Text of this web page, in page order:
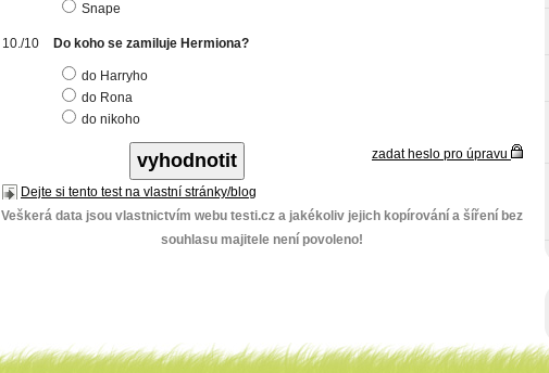
Snape
Do koho se zamiluje Hermiona?
do Harryho
do Rona
do nikoho
zadat heslo pro úpravu
Dejte si tento test na vlastní stránky/blog
Veškerá data jsou vlastnictvím webu testi.cz a jakékoliv jejich kopírování a šíření bez
souhlasu majitele není povoleno!